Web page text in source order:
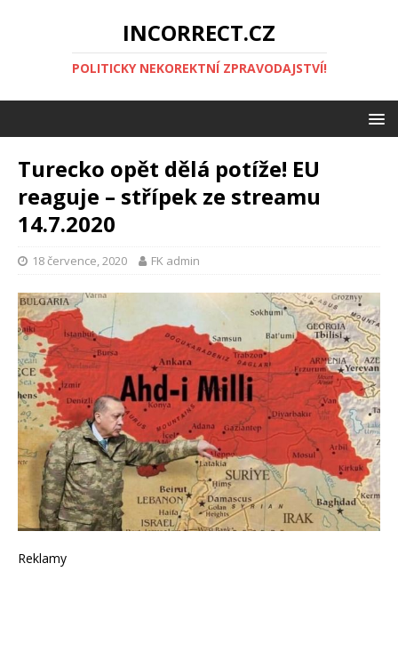
INCORRECT.CZ
POLITICKY NEKOREKTNÍ ZPRAVODAJSTVÍ!
Turecko opět dělá potíže! EU
reaguje – střípek ze streamu
14.7.2020
18 července, 2020 FK admin
Reklamy